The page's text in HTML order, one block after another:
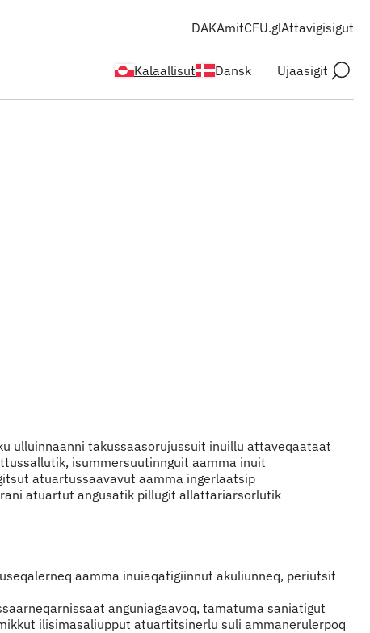
Kalaallisut Dansk Ujaasigit
DAKAmitCFU.glAttavigisigut
ulluinnaanni takussaasorujussuit inuillu attaveqaataat
isummersuutinnguit aamma inuit
atuartussaavavut aamma ingerlaatsip
atuartut angusatik pillugit allattariarsorlutik
aamma inuiaqatigiinnut akuliunneq, periutsit
anguniagaavoq, tamatuma saniatigut
ilisimasaliupput atuartitsinerlu suli ammanerulerpoq